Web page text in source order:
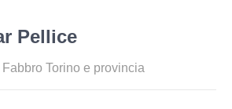
Pellice
Fabbro Torino e provincia